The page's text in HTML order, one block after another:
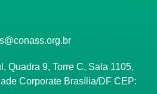
Quadra 9, Torre C, Sala 1105,
Corporate Brasília/DF CEP: